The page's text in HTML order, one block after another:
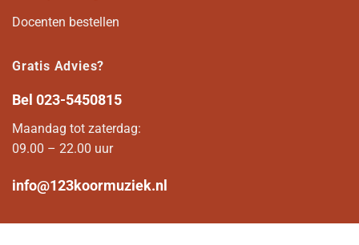
Docenten bestellen
Gratis Advies?
Bel 023-5450815
Maandag tot zaterdag:
09.00 – 22.00 uur
info@123koormuziek.nl